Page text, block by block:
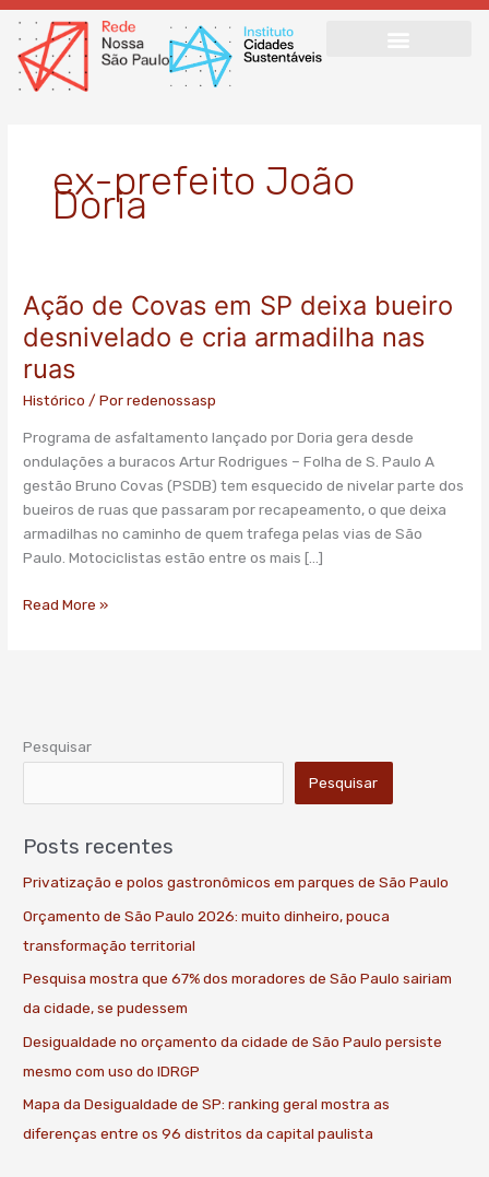
Ir
para
conteúdo
ex-prefeito João
Doria
Ação de Covas em SP deixa bueiro
desnivelado e cria armadilha nas
ruas
Histórico / Porredenossasp
Programa de asfaltamento lançado por Doria gera desde
ondulações a buracos Artur Rodrigues – Folha de S. Paulo A
gestão Bruno Covas (PSDB) tem esquecido de nivelar parte dos
bueiros de ruas que passaram por recapeamento, o que deixa
armadilhas no caminho de quem trafega pelas vias de São
Paulo. Motociclistas estão entre os mais […]
Ação
de
Covas
em
SP
bueiro
desnivelado
e
cria
armadilha
nas
Read More »
Pesquisar
Pesquisar
Posts recentes
Privatização e polos gastronômicos em parques de São Paulo
Orçamento de São Paulo 2026: muito dinheiro, pouca
transformação territorial
Pesquisa mostra que 67% dos moradores de São Paulo sairiam
da cidade, se pudessem
Desigualdade no orçamento da cidade de São Paulo persiste
mesmo com uso do IDRGP
Mapa da Desigualdade de SP: ranking geral mostra as
diferenças entre os 96 distritos da capital paulista